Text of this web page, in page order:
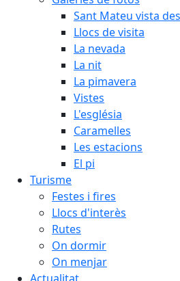
Sant Mateu vista
Llocs de visita
La nevada
La nit
La pimavera
Vistes
L'església
Caramelles
Les estacions
El pi
Turisme
Festes i fires
Llocs d'interès
Rutes
On dormir
On menjar